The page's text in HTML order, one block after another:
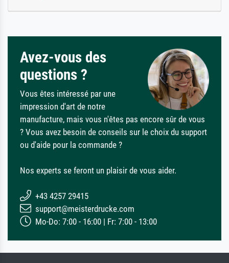
Avez-vous des
questions ?
Vous êtes intéressé par une
impression d'art de notre
manufacture, mais vous n'êtes pas encore sûr de vous
? Vous avez besoin de conseils sur le choix du support
ou d'aide pour la commande ?
Nos experts se feront un plaisir de vous aider.
+43 4257 29415
support@meisterdrucke.com
Mo-Do: 7:00 - 16:00 | Fr: 7:00 - 13:00